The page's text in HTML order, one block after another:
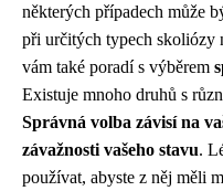
některých případech může
při určitých typech skoliózy
vám také poradí s výběrem
Existuje mnoho druhů s
Správná volba závisí na
závažnosti vašeho stavu.
používat, abyste z něj měli